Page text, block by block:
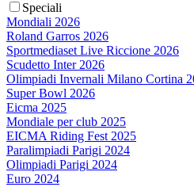
Speciali
Mondiali 2026
Roland Garros 2026
Sportmediaset Live Riccione 2026
Scudetto Inter 2026
Olimpiadi Invernali Milano Cortina
Super Bowl 2026
Eicma 2025
Mondiale per club 2025
EICMA Riding Fest 2025
Paralimpiadi Parigi 2024
Olimpiadi Parigi 2024
Euro 2024